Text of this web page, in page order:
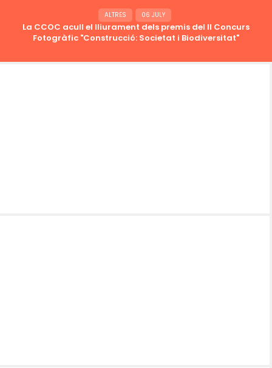
ALTRES 06 JULY
La CCOC acull el lliurament dels premis del II Concurs
Fotogràfic "Construcció: Societat i Biodiversitat"